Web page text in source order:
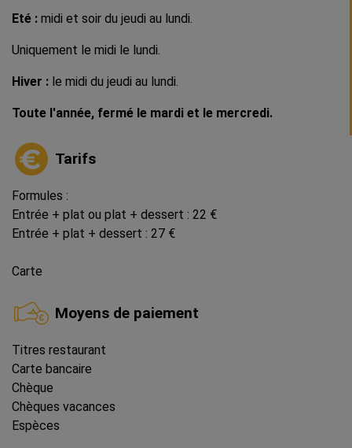
Eté : midi et soir du jeudi au lundi.
Uniquement le midi le lundi.
Hiver : le midi du jeudi au lundi.
Toute l'année, fermé le mardi et le mercredi.
Tarifs
Formules :
Entrée + plat ou plat + dessert : 22 €
Entrée + plat + dessert : 27 €
Carte
Moyens de paiement
Titres restaurant
Carte bancaire
Chèque
Chèques vacances
Espèces